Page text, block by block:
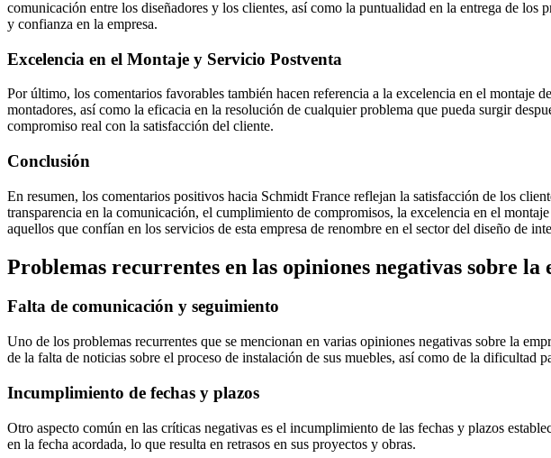
comunicación entre los diseñadores y los clientes, así como la puntualidad en la entrega de
y confianza en la empresa.
Excelencia en el Montaje y Servicio Postventa
Por último, los comentarios favorables también hacen referencia a la excelencia en el
montadores, así como la eficacia en la resolución de cualquier problema que pueda surgir
compromiso real con la satisfacción del cliente.
Conclusión
En resumen, los comentarios positivos hacia Schmidt France reflejan la satisfacción de los
transparencia en la comunicación, el cumplimiento de compromisos, la excelencia en el
aquellos que confían en los servicios de esta empresa de renombre en el sector del diseño de
Problemas recurrentes en las opiniones negativas sobre la
Falta de comunicación y seguimiento
Uno de los problemas recurrentes que se mencionan en varias opiniones negativas sobre la
de la falta de noticias sobre el proceso de instalación de sus muebles, así como de la dificultad
Incumplimiento de fechas y plazos
Otro aspecto común en las críticas negativas es el incumplimiento de las fechas y plazos
en la fecha acordada, lo que resulta en retrasos en sus proyectos y obras.